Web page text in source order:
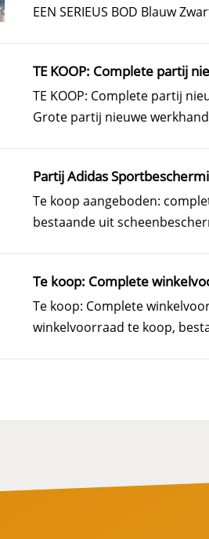
EEN SERIEUS BOD Blauw
TE KOOP: Complete partij
TE KOOP: Complete partij
Grote partij nieuwe
Partij Adidas
Te koop aangeboden:
bestaande uit
Te koop: Complete
Te koop: Complete
winkelvoorraad te koop,